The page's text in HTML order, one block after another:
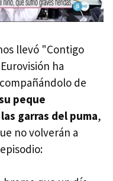
llevó "Contigo
ha
de
peque
garras del puma,
no volverán a